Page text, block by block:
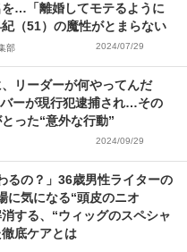
…「離婚してモテるように
（51）の魔性がとまらない
部 2024/07/29
、リーダーが何やってんだ
ーが現行犯逮捕され…その
った“意外な行動”
2024/09/29
るの？」36歳男性ライターの
気になる“頭皮のニオ
する、“ウィッグのスペシャ
底ケアとは